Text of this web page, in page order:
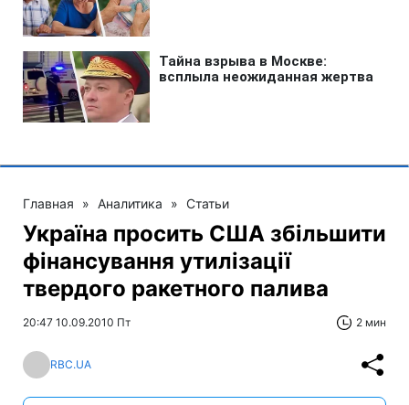
Главная » Аналитика » Статьи
Україна просить США збільшити
фінансування утилізації
твердого ракетного палива
20:47 10.09.2010 Пт 2 мин
RBC.UA